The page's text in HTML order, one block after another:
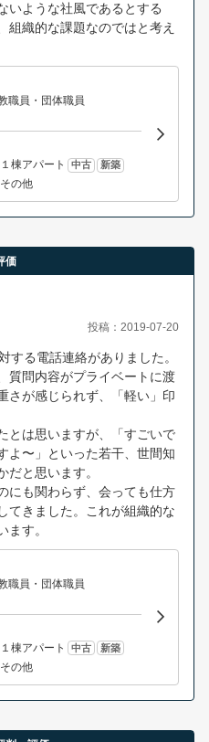
いような社風であるとする
組織的な課題なのではと考え
職員・団体職員
１棟アパート 中古 新築
その他
価
投稿：2019-07-20
する電話連絡がありました。
質問内容がプライベートに渡
さが感じられず、「軽い」印
とは思いますが、「すごいで
よ〜」といった若干、世間知
だと思います。
にも関わらず、会っても仕方
てきました。これが組織的な
ます。
職員・団体職員
１棟アパート 中古 新築
その他